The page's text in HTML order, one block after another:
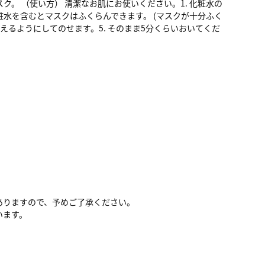
。 （使い方） 清潔なお肌にお使いください。1. 化粧水の
を含むとマスクはふくらんできます。 (マスクが十分ふく
るようにしてのせます。5. そのまま5分くらいおいてくだ
ますので、予めご了承ください。
す。